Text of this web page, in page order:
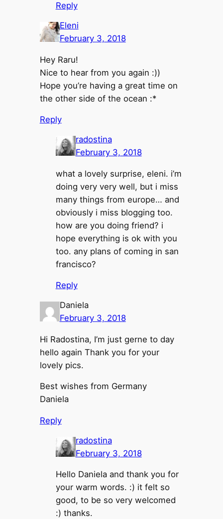
Reply
Eleni
February 3, 2018
Hey Raru!
Nice to hear from you again :))
Hope you’re having a great time on
the other side of the ocean :*
Reply
radostina
February 3, 2018
what a lovely surprise, eleni. i’m
doing very very well, but i miss
many things from europe… and
obviously i miss blogging too.
how are you doing friend? i
hope everything is ok with you
too. any plans of coming in san
francisco?
Reply
Daniela
February 3, 2018
Hi Radostina, I’m just gerne to day
hello again Thank you for your
lovely pics.
Best wishes from Germany
Daniela
Reply
radostina
February 3, 2018
Hello Daniela and thank you for
your warm words. :) it felt so
good, to be so very welcomed
:) thanks.